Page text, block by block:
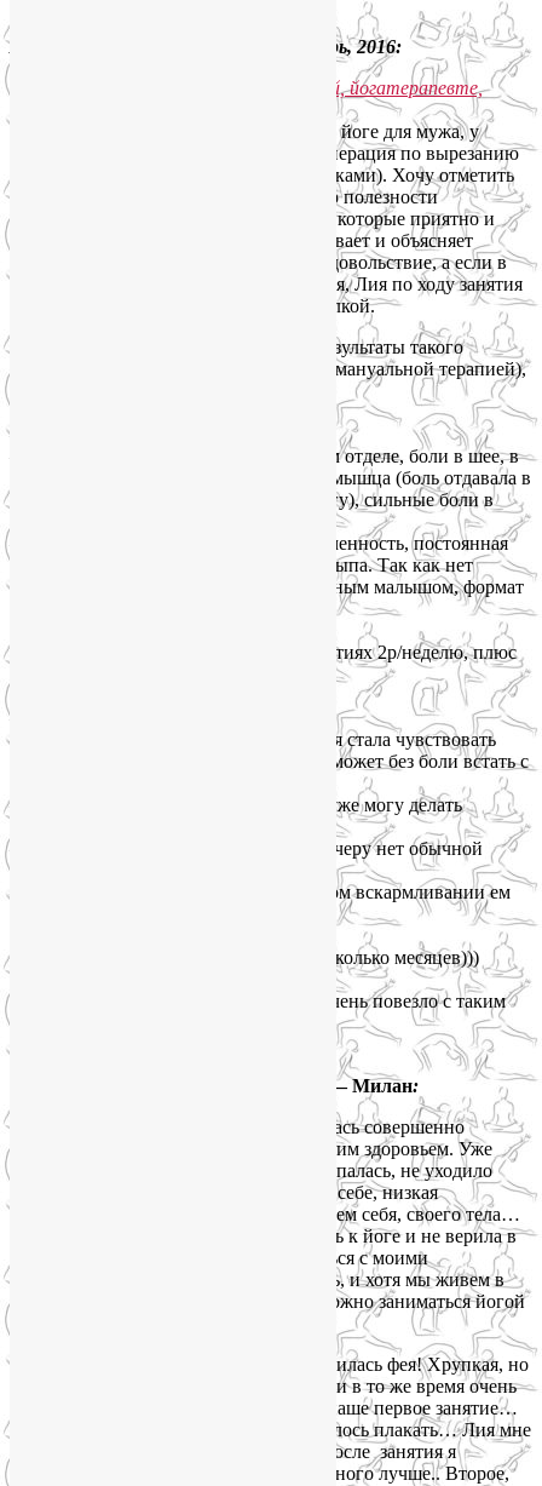
Анна Моисеева, 35 лет, Москва, ноябрь, 2016:
Лию я нашла, когда искала тренера по йоге для мужа, у
которого проблемы со спиной (была операция по вырезанию
грыжи, поставили титан между позвонками). Хочу отметить
очень организованный подход, помимо полезности
упражнений она подбирает именно те, которые приятно и
хочется делать, очень подробно показывает и объясняет
технику. Занятия приносят огромное удовольствие, а если в
ходе возникают болезненные ощущения, Лия по ходу занятия
решает проблемы массажем или мануалкой.
Чтобы проиллюстрировать быстрые результаты такого
подхода (когда йога сочетается с ЛФК, мануальной терапией),
— спина в хлам, защемление в грудном отделе, боли в шее, в
трапеции, спазмирована грушевидная мышца (боль отдавала в
нерв, иногда не могла наступить на ногу), сильные боли в
— руки, ноги и плечи ослабли за беременность, постоянная
усталость от таскания на руках и недосыпа. Так как нет
возможности куда-то ездить с 2х месячным малышом, формат
Результаты работы за 1 месяц (при занятиях 2р/неделю, плюс
— решили много проблем со спиной, (я стала чувствовать
себя нормальным человеком! который может без боли встать с
— начали включаться мышцы пресса, уже могу делать
— повысился общий тонус мышц, к вечеру нет обычной
— ушло 1,5 кг, при том, что при грудном вскармливании ем
Боюсь представить, что будет через несколько месяцев)))
Лия — ОФИГЕННАЯ! Нам с мужем очень повезло с таким
Елизавета, 40 лет, Санкт-Петербург — Милан:
С Лией Воловой я познакомилась совершенно
случайно. Я очень хотела заняться своим здоровьем. Уже
давно плохо себя чувствовала, не высыпалась, не уходило
гнетущее настроение, неуверенность в себе, низкая
самооценка, были проблемы с принятием себя, своего тела…
Если честно, я с недоверием относилась к йоге и не верила в
то, что она может помочь мне справиться с моими
проблемами.. Но я решила попробовать, и хотя мы живем в
разных странах, при помощи скайпа можно заниматься йогой
И вот, в экране моего компьютера появилась фея! Хрупкая, но
сильная, подтянутая, уверенная в себе и в то же время очень
мягкая и доброжелательная!!! Помню наше первое занятие…
Я была уставшая, невыспавшаяся, хотелось плакать… Лия мне
сказала: «Сейчас мы вас взбодрим!». После занятия я
действительно почувствовала себя намного лучше.. Второе,